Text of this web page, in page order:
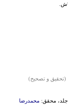
(تحقیق و تصحیح)
محمدرضا